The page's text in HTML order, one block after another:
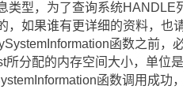
类型，为了查询系统
，如果谁有更详细的资料，也
函数之前，
所分配的内存空间大小，单位
函数调用成功